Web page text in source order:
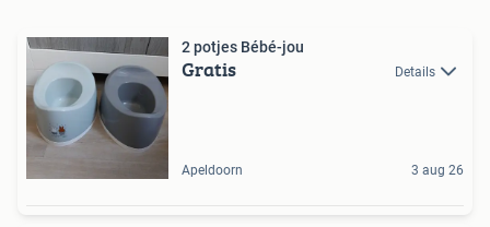
2 potjes Bébé-jou
Gratis Details
Apeldoorn 3 aug 26